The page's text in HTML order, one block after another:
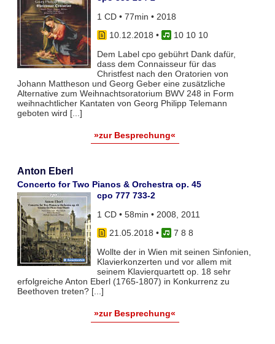
1 CD • 77min • 2018
10.12.2018 •
10 10 10
Dem Label cpo gebührt Dank dafür,
dass dem Connaisseur für das
Christfest nach den Oratorien von
Johann Mattheson und Georg Geber eine zusätzliche
Alternative zum Weihnachtsoratorium BWV 248 in Form
weihnachtlicher Kantaten von Georg Philipp Telemann
geboten wird [...]
»zur Besprechung«
Anton Eberl
Concerto for Two Pianos & Orchestra op. 45
cpo 777 733-2
1 CD • 58min • 2008, 2011
21.05.2018 •
7 8 8
Wollte der in Wien mit seinen Sinfonien,
Klavierkonzerten und vor allem mit
seinem Klavierquartett op. 18 sehr
erfolgreiche Anton Eberl (1765-1807) in Konkurrenz zu
Beethoven treten? [...]
»zur Besprechung«